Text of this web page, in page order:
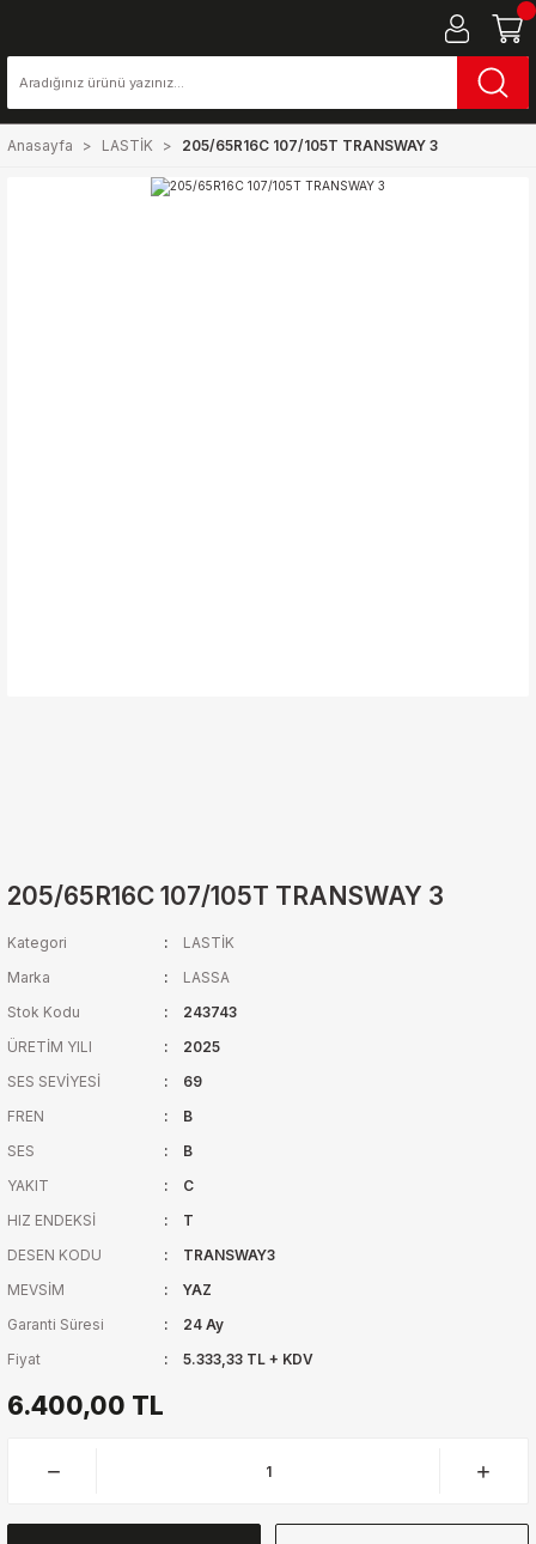
Anasayfa LASTİK 205/65R16C 107/105T TRANSWAY 3
205/65R16C 107/105T TRANSWAY 3
Kategori
LASTİK
Marka
LASSA
Stok Kodu
243743
ÜRETİM YILI
2025
SES SEVİYESİ
69
FREN
B
SES
B
YAKIT
C
HIZ ENDEKSİ
T
DESEN KODU
TRANSWAY3
MEVSİM
YAZ
Garanti Süresi
24 Ay
Fiyat
5.333,33 TL + KDV
6.400,00 TL